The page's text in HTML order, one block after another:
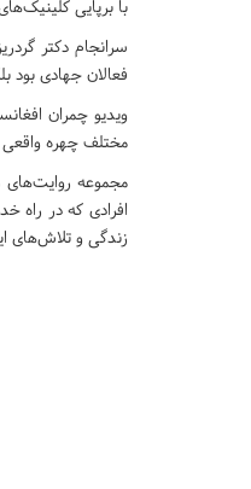
با برپایی
سرانجام دکتر
فعالان جهادی بود
ویدیو چمران
مختلف چهره واقعی
مجموعه
افرادی که در راه
زندگی و تلاش‌های